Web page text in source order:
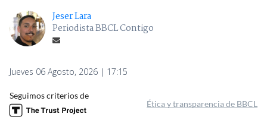
Jeser Lara
Periodista BBCL Contigo
Jueves 06 Agosto, 2026 | 17:15
Seguimos criterios de
Ética y transparencia de BBCL